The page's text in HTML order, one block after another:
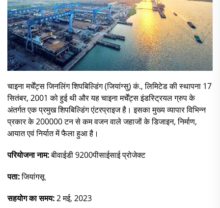
चाइना मर्चेंट्स जिनलिंग शिपबिल्डिंग (जियांग्सु) कं., लिमिटेड की स्थापना 17
सितंबर, 2001 को हुई थी और यह चाइना मर्चेंट्स इंडस्ट्रियल ग्रुप के
अंतर्गत एक प्रमुख शिपबिल्डिंग एंटरप्राइज है। इसका मुख्य व्यापार विभिन्न
प्रकार के 200000 टन से कम वजन वाले जहाजों के डिजाइन, निर्माण,
आयात एवं निर्यात में फैला हुआ है।
परियोजना नाम:बीवाईडी 9200पीसाईसाई प्रोजेक्ट
पता:जियांगसू
सहयोग का समय:2 मई, 2023